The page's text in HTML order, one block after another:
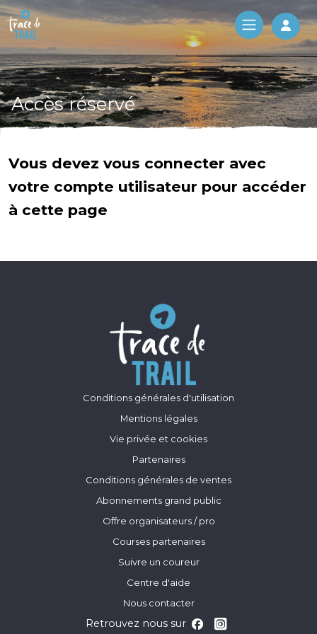
Log
Accès réservé
Vous devez vous connecter avec
votre compte utilisateur pour accéder
à cette page
Conditions générales d'utilisation
Mentions légales
Vie privée et cookies
Partenaires
Conditions générales de ventes
Abonnements grand public
Offre organisateurs / pro
Courses partenaires
Suivre un coureur
Centre d'aide
Nous contacter
Retrouvez nous sur